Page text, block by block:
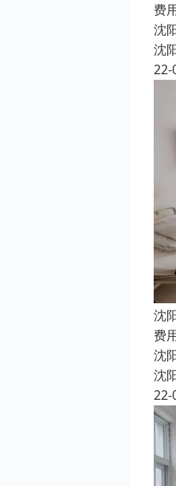
费
沈
沈
22-
沈
费
沈
沈
22-